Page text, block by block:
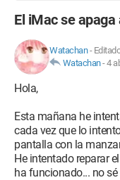
El iMac se apaga
Watachan-
Watachan-4
Hola,
Esta mañana he
cada vez que lo
pantalla con la
He intentado reparar
ha funcionado... no sé